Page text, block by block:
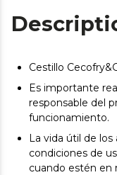
Cestillo
Es importante
responsable del
funcionamiento.
La vida útil de
condiciones de
cuando estén en